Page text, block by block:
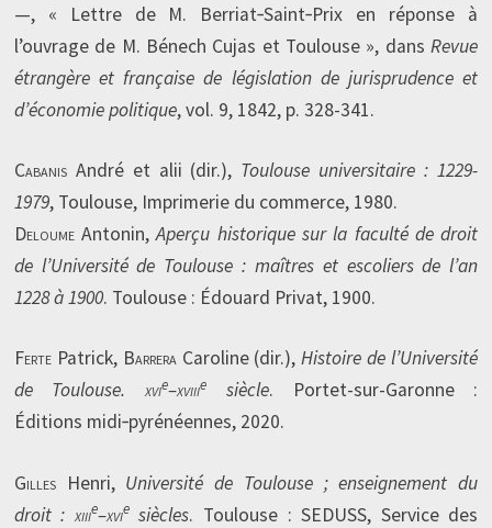
—, « Lettre de M. Berriat‑Saint‑Prix en réponse à
l’ouvrage de M. Bénech Cujas et Toulouse », dansRevue
étrangère et française de législation de jurisprudence et
d’économie politique, vol. 9, 1842, p. 328-341.
CabanisAndré et alii (dir.), Toulouse universitaire : 1229-
1979, Toulouse, Imprimerie du commerce, 1980.
DeloumeAntonin,Aperçu historique sur la faculté de droit
de l’Université de Toulouse : maîtres et escoliers de l’an
1228 à 1900. Toulouse : Édouard Privat, 1900.
FertePatrick, BarreraCaroline (dir.),Histoire de l’Université
de Toulouse.xvie–xviiie siècle. Portet-sur-Garonne :
Éditions midi‑pyrénéennes, 2020.
GillesHenri, Université de Toulouse ; enseignement du
droit : xiiie–xviesiècles. Toulouse : SEDUSS, Service des